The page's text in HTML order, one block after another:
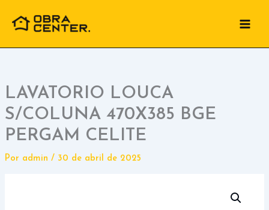
para
conteúdo
LAVATORIO LOUCA
S/COLUNA 470X385 BGE
PERGAM CELITE
Por admin / 30 de abril de 2025